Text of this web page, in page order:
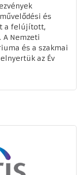
és
a felújított,
Nemzeti
és a szakmai
az Év